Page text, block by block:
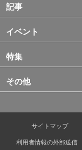
記事
イベント
特集
その他
サイトマップ
利用者情報の外部送信